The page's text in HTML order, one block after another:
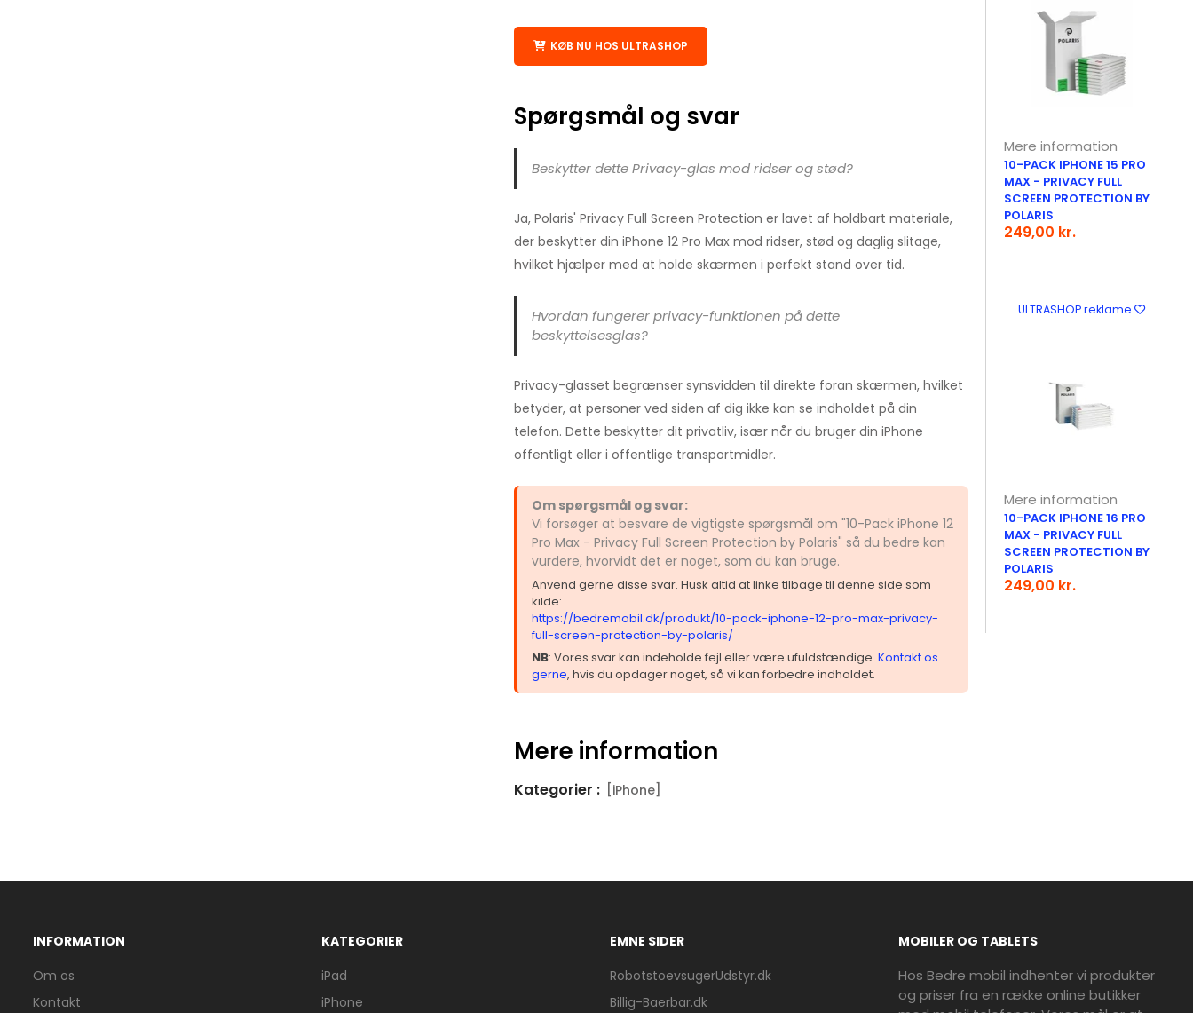
KØB NU HOS ULTRASHOP
Spørgsmål og svar
Beskytter dette Privacy-glas mod ridser og stød?
Ja, Polaris' Privacy Full Screen Protection er lavet af holdbart materiale,
der beskytter din iPhone 12 Pro Max mod ridser, stød og daglig slitage,
hvilket hjælper med at holde skærmen i perfekt stand over tid.
Hvordan fungerer privacy-funktionen på dette
beskyttelsesglas?
Privacy-glasset begrænser synsvidden til direkte foran skærmen, hvilket
betyder, at personer ved siden af dig ikke kan se indholdet på din
telefon. Dette beskytter dit privatliv, især når du bruger din iPhone
offentligt eller i offentlige transportmidler.
Om spørgsmål og svar:
Vi forsøger at besvare de vigtigste spørgsmål om "10-Pack iPhone 12
Pro Max - Privacy Full Screen Protection by Polaris" så du bedre kan
vurdere, hvorvidt det er noget, som du kan bruge.
Anvend gerne disse svar. Husk altid at linke tilbage til denne side som
kilde:
https://bedremobil.dk/produkt/10-pack-iphone-12-pro-max-privacy-
full-screen-protection-by-polaris/
NB: Vores svar kan indeholde fejl eller være ufuldstændige. Kontakt os
gerne, hvis du opdager noget, så vi kan forbedre indholdet.
Mere information
Kategorier : [iPhone]
Mere information
10-PACK IPHONE 15 PRO
MAX - PRIVACY FULL
SCREEN PROTECTION BY
POLARIS
249,00 kr.
ULTRASHOP reklame
Mere information
10-PACK IPHONE 16 PRO
MAX - PRIVACY FULL
SCREEN PROTECTION BY
POLARIS
249,00 kr.
INFORMATION
Om os
Kontakt
KATEGORIER
iPad
iPhone
EMNE SIDER
RobotstoevsugerUdstyr.dk
Billig-Baerbar.dk
MOBILER OG TABLETS
Hos Bedre mobil indhenter vi produkter
og priser fra en række online butikker